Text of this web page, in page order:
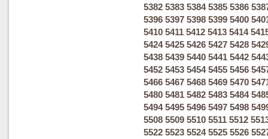
5382 5383 5384 5385 5386
5396 5397 5398 5399 5400
5410 5411 5412 5413 5414
5424 5425 5426 5427 5428
5438 5439 5440 5441 5442
5452 5453 5454 5455 5456
5466 5467 5468 5469 5470
5480 5481 5482 5483 5484
5494 5495 5496 5497 5498
5508 5509 5510 5511 5512
5522 5523 5524 5525 5526